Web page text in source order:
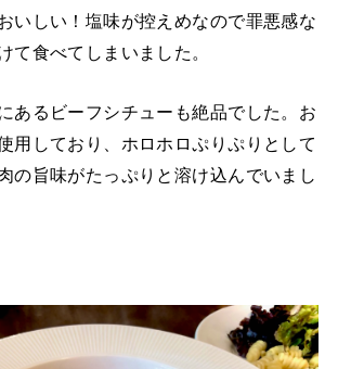
いしい！塩味が控えめなので罪悪感な
て食べてしまいました。
あるビーフシチューも絶品でした。お
用しており、ホロホロぷりぷりとして
の旨味がたっぷりと溶け込んでいまし